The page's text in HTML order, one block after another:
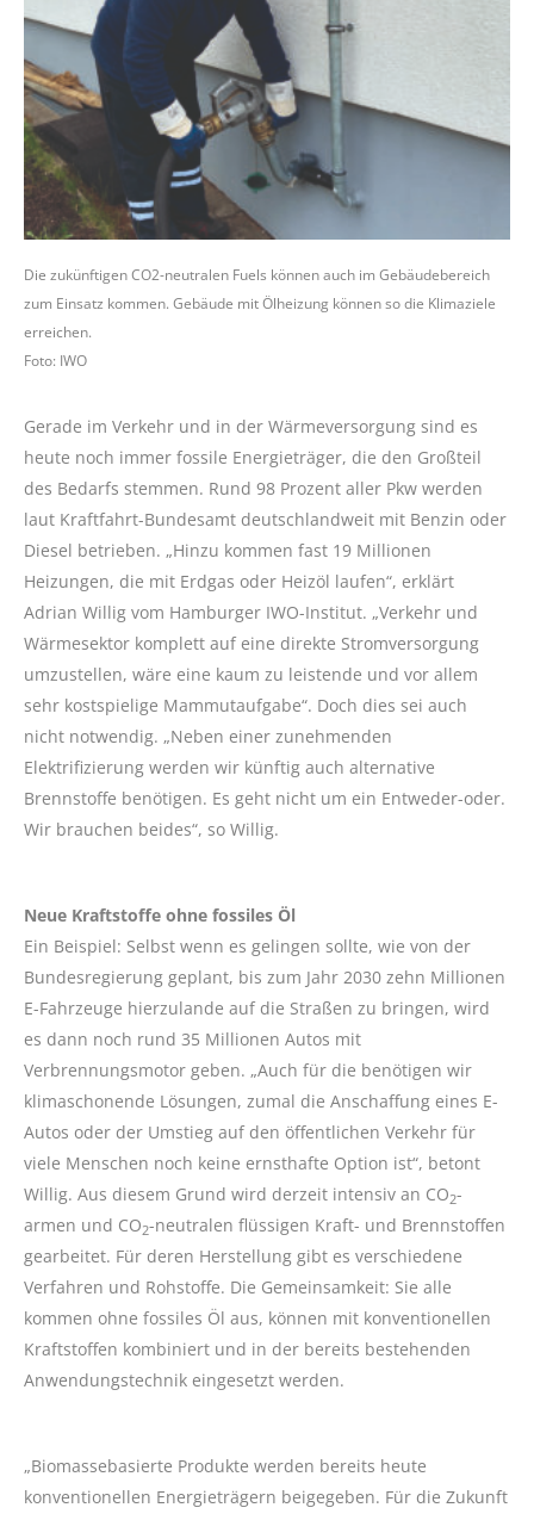
Die zukünftigen CO2-neutralen Fuels können auch im Gebäudebereich
zum Einsatz kommen. Gebäude mit Ölheizung können so die Klimaziele
erreichen.
Foto: IWO
Gerade im Verkehr und in der Wärmeversorgung sind es
heute noch immer fossile Energieträger, die den Großteil
des Bedarfs stemmen. Rund 98 Prozent aller Pkw werden
laut Kraftfahrt-Bundesamt deutschlandweit mit Benzin oder
Diesel betrieben. „Hinzu kommen fast 19 Millionen
Heizungen, die mit Erdgas oder Heizöl laufen“, erklärt
Adrian Willig vom Hamburger IWO-Institut. „Verkehr und
Wärmesektor komplett auf eine direkte Stromversorgung
umzustellen, wäre eine kaum zu leistende und vor allem
sehr kostspielige Mammutaufgabe“. Doch dies sei auch
nicht notwendig. „Neben einer zunehmenden
Elektrifizierung werden wir künftig auch alternative
Brennstoffe benötigen. Es geht nicht um ein Entweder-oder.
Wir brauchen beides“, so Willig.
Neue Kraftstoffe ohne fossiles Öl
Ein Beispiel: Selbst wenn es gelingen sollte, wie von der
Bundesregierung geplant, bis zum Jahr 2030 zehn Millionen
E-Fahrzeuge hierzulande auf die Straßen zu bringen, wird
es dann noch rund 35 Millionen Autos mit
Verbrennungsmotor geben. „Auch für die benötigen wir
klimaschonende Lösungen, zumal die Anschaffung eines E-
Autos oder der Umstieg auf den öffentlichen Verkehr für
viele Menschen noch keine ernsthafte Option ist“, betont
Willig. Aus diesem Grund wird derzeit intensiv an CO2-
armen und CO2-neutralen flüssigen Kraft- und Brennstoffen
gearbeitet. Für deren Herstellung gibt es verschiedene
Verfahren und Rohstoffe. Die Gemeinsamkeit: Sie alle
kommen ohne fossiles Öl aus, können mit konventionellen
Kraftstoffen kombiniert und in der bereits bestehenden
Anwendungstechnik eingesetzt werden.
„Biomassebasierte Produkte werden bereits heute
konventionellen Energieträgern beigegeben. Für die Zukunft